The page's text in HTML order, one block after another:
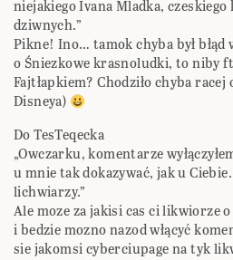
niejakiego Ivana Mladka,
dziwnych.”
Pikne! Ino… tamok chyba był błąd
o Śniezkowe krasnoludki, to niby
Fajtłapkiem? Chodziło chyba racej
Disneya)
Do TesTeqecka
„Owczarku, komentarze
u mnie tak dokazywać, jak u
lichwiarzy.”
Ale moze za jakisi cas ci likwiorze
i bedzie mozno nazod włącyć
sie jakomsi cyberciupage na tyk